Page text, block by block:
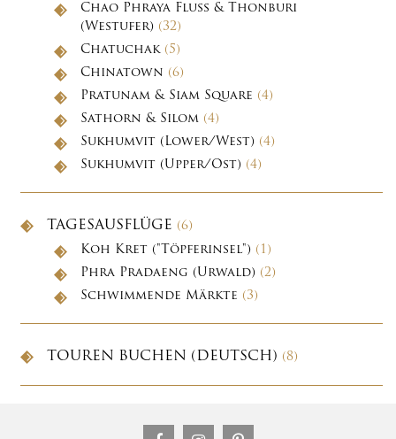
Chao Phraya Fluss & Thonburi
(Westufer) (32)
Chatuchak(5)
Chinatown (6)
Pratunam & Siam Square (4)
Sathorn & Silom (4)
Sukhumvit (Lower/West) (4)
Sukhumvit (Upper/Ost) (4)
TAGESAUSFLÜGE (6)
Koh Kret ("Töpferinsel") (1)
Phra Pradaeng (Urwald) (2)
Schwimmende Märkte (3)
TOUREN BUCHEN (DEUTSCH) (8)